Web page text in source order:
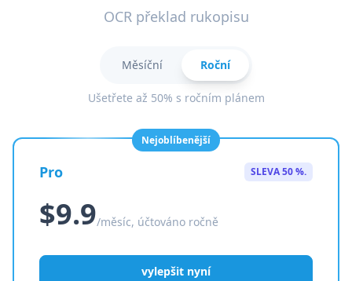
OCR překlad rukopisu
Měsíční Roční
Ušetřete až 50% s ročním plánem
Nejoblíbenější
Pro SLEVA 50 %.
$9.9/měsíc, účtováno ročně
vylepšit nyní